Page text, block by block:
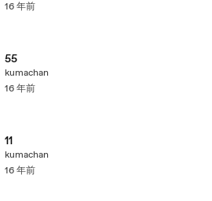
16 年前
55
kumachan
16 年前
11
kumachan
16 年前